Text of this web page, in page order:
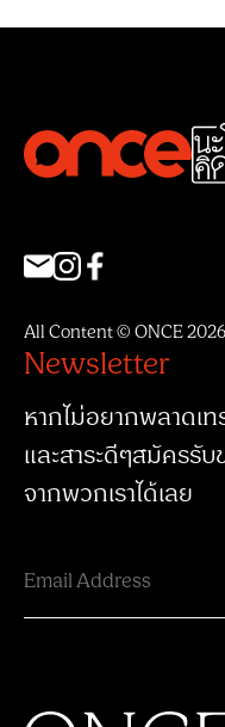
All Content © ONCE
Newsletter
หากไม่อยากพลาดเ
และสาระดีๆสมัครรับ
จากพวกเราได้เลย